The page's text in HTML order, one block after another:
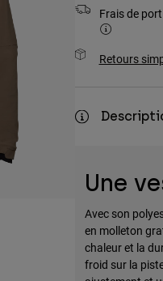
Frais de
Retours
Une
Avec son
en molleton
chaleur et la
froid sur la